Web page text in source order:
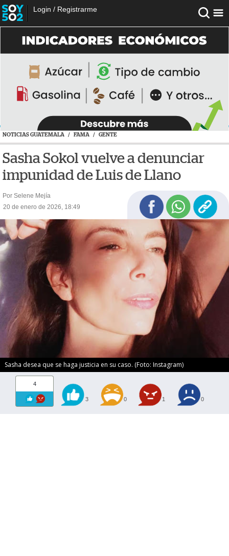
Login / Registrarme
NOTICIAS GUATEMALA / FAMA / GENTE
Sasha Sokol vuelve a denunciar
impunidad de Luis de Llano
Por Selene Mejía
20 de enero de 2026, 18:49
Sasha desea que se haga justicia en su caso. (Foto: Instagram)
4
3 0 1 0